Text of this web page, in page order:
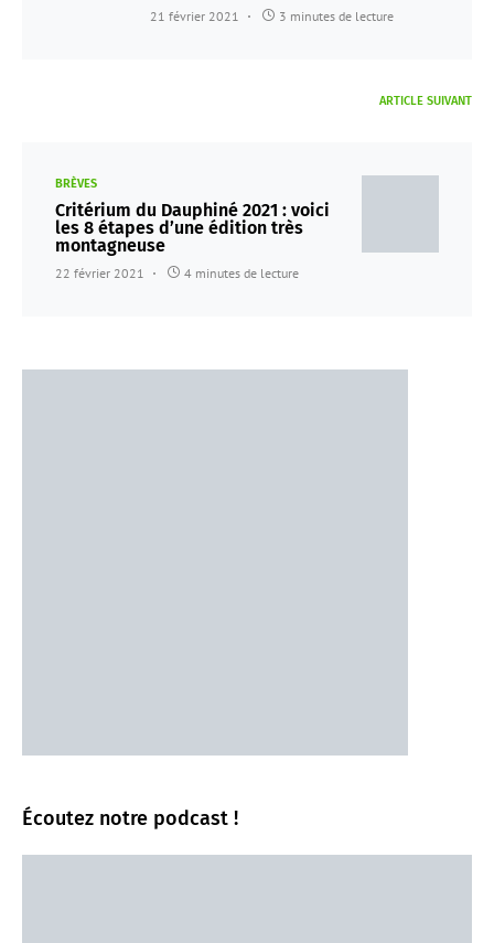
21 février 2021 3 minutes de lecture
ARTICLE SUIVANT
BRÈVES
Critérium du Dauphiné 2021 : voici
les 8 étapes d’une édition très
montagneuse
22 février 2021 4 minutes de lecture
Écoutez notre podcast !